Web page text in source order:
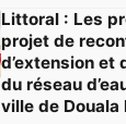
Littoral : Les
projet de
d’extension et
du réseau
ville de Douala